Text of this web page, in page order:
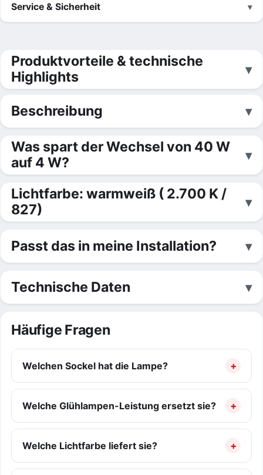
Service & Sicherheit
Produktvorteile & technische
Highlights
Beschreibung
Was spart der Wechsel von 40 W
auf 4 W?
Lichtfarbe: warmweiß ( 2.700 K /
827)
Passt das in meine Installation?
Technische Daten
Häufige Fragen
Welchen Sockel hat die Lampe?
Welche Glühlampen-Leistung ersetzt sie?
Welche Lichtfarbe liefert sie?